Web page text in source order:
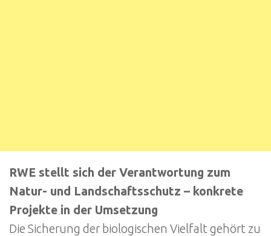
RWE stellt sich der Verantwortung zum
Natur- und Landschaftsschutz – konkrete
Projekte in der Umsetzung
Die Sicherung der biologischen Vielfalt gehört zu